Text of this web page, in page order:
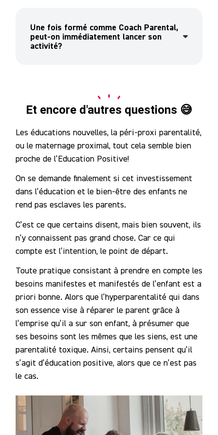
Une fois formé comme Coach Parental,
peut-on immédiatement lancer son
activité?
Et encore d'autres questions 😅
Les éducations nouvelles, la péri-proxi parentalité,
ou le maternage proximal, tout cela semble bien
proche de l’Education Positive!
On se demande finalement si cet investissement
dans l’éducation et le bien-être des enfants ne
rend pas esclaves les parents.
C’est ce que certains disent, mais bien souvent, ils
n’y connaissent pas grand chose. Car ce qui
compte est l’intention, le point de départ.
Toute pratique consistant à prendre en compte les
besoins manifestes et manifestés de l’enfant est a
priori bonne. Alors que l’hyperparentalité qui dans
son essence vise à réparer le parent grâce à
l’emprise qu’il a sur son enfant, à présumer que
ses besoins sont les mêmes que les siens, est une
parentalité toxique. Ainsi, certains pensent qu’il
s’agit d’éducation positive, alors que ce n’est pas
le cas.